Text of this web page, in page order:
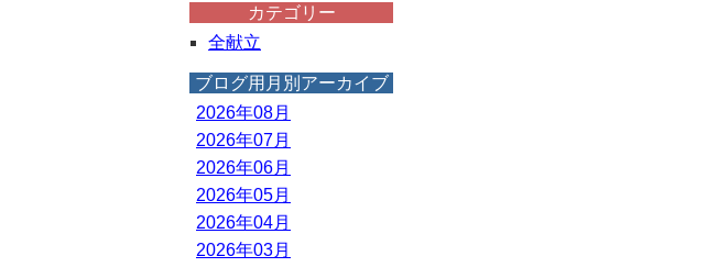
カテゴリー
全献立
ブログ用月別アーカイブ
2026年08月
2026年07月
2026年06月
2026年05月
2026年04月
2026年03月